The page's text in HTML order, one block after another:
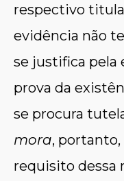
respectivo
evidência não
se justifica pela
prova da
se procura
mora,
requisito dessa